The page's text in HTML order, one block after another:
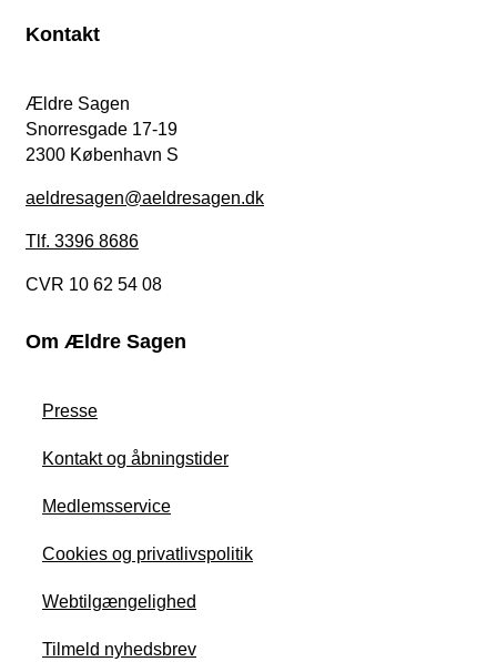
Kontakt
Ældre Sagen
Snorresgade 17-19
2300 København S
aeldresagen@aeldresagen.dk
Tlf. 3396 8686
CVR 10 62 54 08
Om Ældre Sagen
Presse
Kontakt og åbningstider
Medlemsservice
Cookies og privatlivspolitik
Webtilgængelighed
Tilmeld nyhedsbrev